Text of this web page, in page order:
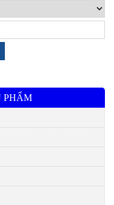
PHẨM